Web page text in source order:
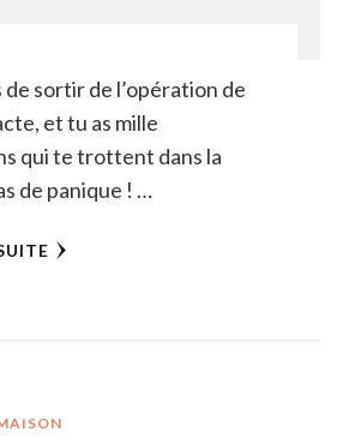
de sortir de l’opération de
et tu as mille
qui te trottent dans la
de panique ! …